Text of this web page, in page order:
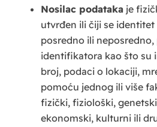
Nosilac podataka je
utvrđen ili čiji se
posredno ili
identifikatora kao što su
broj, podaci o lokaciji,
pomoću jednog ili više
fizički, fiziološki,
ekonomski, kulturni ili